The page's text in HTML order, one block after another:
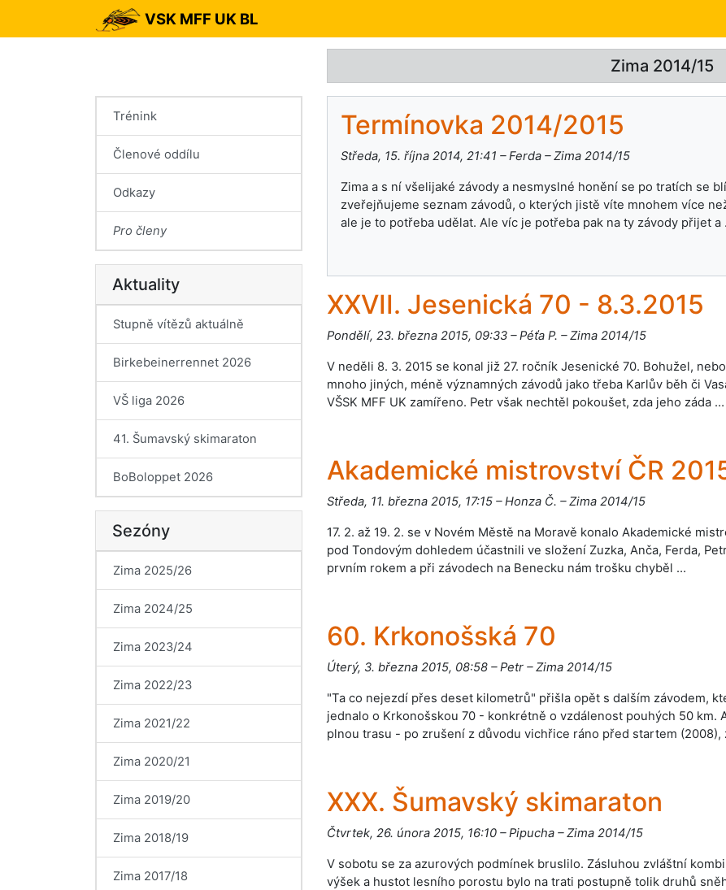
VSK MFF UK BL
Zima 2014/15
Termínovka 2014/2015
Středa, 15. října 2014, 21:41 – Ferda – Zima 2014/15
Zima a s ní všelijaké závody a nesmyslné honění se po tratích se
zveřejňujeme seznam závodů, o kterých jistě víte mnohem více
ale je to potřeba udělat. Ale víc je potřeba pak na ty závody přijet a
XXVII. Jesenická 70 - 8.3.2015
Pondělí, 23. března 2015, 09:33 – Péťa P. – Zima 2014/15
V neděli 8. 3. 2015 se konal již 27. ročník Jesenické 70. Bohužel,
mnoho jiných, méně významných závodů jako třeba Karlův běh či
VŠSK MFF UK zamířeno. Petr však nechtěl pokoušet, zda jeho záda …
Akademické mistrovství ČR
Středa, 11. března 2015, 17:15 – Honza Č. – Zima 2014/15
17. 2. až 19. 2. se v Novém Městě na Moravě konalo Akademické
pod Tondovým dohledem účastnili ve složení Zuzka, Anča, Ferda,
prvním rokem a při závodech na Benecku nám trošku chyběl …
60. Krkonošská 70
Úterý, 3. března 2015, 08:58 – Petr – Zima 2014/15
"Ta co nejezdí přes deset kilometrů" přišla opět s dalším závodem,
jednalo o Krkonošskou 70 - konkrétně o vzdálenost pouhých 50 km.
plnou trasu - po zrušení z důvodu vichřice ráno před startem (2008),
XXX. Šumavský skimaraton
Čtvrtek, 26. února 2015, 16:10 – Pipucha – Zima 2014/15
V sobotu se za azurových podmínek bruslilo. Zásluhou zvláštní
výšek a hustot lesního porostu bylo na trati postupně tolik druhů
Trénink
Členové oddílu
Odkazy
Pro členy
Aktuality
Stupně vítězů aktuálně
Birkebeinerrennet 2026
VŠ liga 2026
41. Šumavský skimaraton
BoBoloppet 2026
Sezóny
Zima 2025/26
Zima 2024/25
Zima 2023/24
Zima 2022/23
Zima 2021/22
Zima 2020/21
Zima 2019/20
Zima 2018/19
Zima 2017/18